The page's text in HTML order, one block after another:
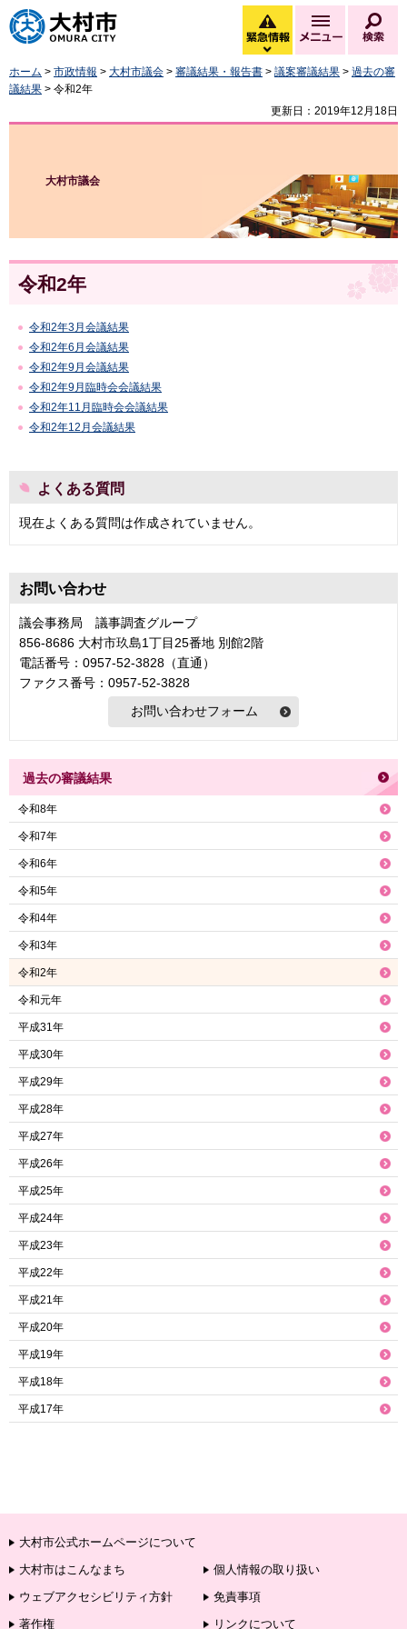
大村市
緊急情報
緊急情報を開く
メニュー
ホーム > 市政情報 > 大村市議会 > 審議結果・報告書 > 議案審議結果 > 過去の審
議結果 > 令和2年
更新日：2019年12月18日
大村市議会
令和2年
令和2年3月会議結果
令和2年6月会議結果
令和2年9月会議結果
令和2年9月臨時会会議結果
令和2年11月臨時会会議結果
令和2年12月会議結果
よくある質問
現在よくある質問は作成されていません。
お問い合わせ
議会事務局 議事調査グループ
856-8686 大村市玖島1丁目25番地 別館2階
電話番号：0957-52-3828（直通）
ファクス番号：0957-52-3828
過去の審議結果
令和8年
令和7年
令和6年
令和5年
令和4年
令和3年
令和2年
令和元年
平成31年
平成30年
平成29年
平成28年
平成27年
平成26年
平成25年
平成24年
平成23年
平成22年
平成21年
平成20年
平成19年
平成18年
平成17年
大村市公式ホームページについて
大村市はこんなまち
個人情報の取り扱い
ウェブアクセシビリティ方針
免責事項
著作権
リンクについて